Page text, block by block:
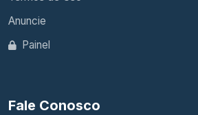
Anuncie
Painel
Fale Conosco